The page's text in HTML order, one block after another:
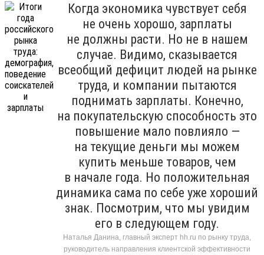
Когда экономика чувствует себя
не очень хорошо, зарплаты
не должны расти. Но не в нашем
случае. Видимо, сказывается
всеобщий дефицит людей на рынке
труда, и компании пытаются
поднимать зарплаты. Конечно,
на покупательскую способность это
повышение мало повлияло —
на текущие деньги мы можем
купить меньше товаров, чем
в начале года. Но положительная
динамика сама по себе уже хороший
знак. Посмотрим, что мы увидим
его в следующем году.
Наталья Данина, главный эксперт hh.ru по рынку труда,
руководитель направления клиентской эффективности